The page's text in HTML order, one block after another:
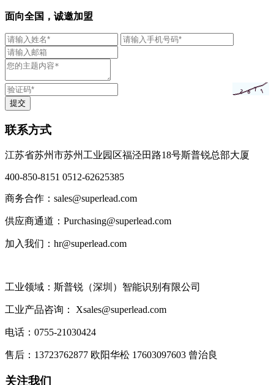
面向全国，诚邀加盟
联系方式
江苏省苏州市苏州工业园区福泾田路18号斯普锐总部大厦
400-850-8151 0512-62625385
商务合作：sales@superlead.com
供应商通道：Purchasing@superlead.com
加入我们：hr@superlead.com
工业领域：斯普锐（深圳）智能识别有限公司
工业产品咨询： Xsales@superlead.com
电话：0755-21030424
售后：13723762877 欧阳华松 17603097603 曾治良
关注我们